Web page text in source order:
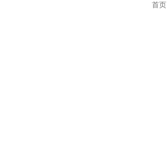
首页